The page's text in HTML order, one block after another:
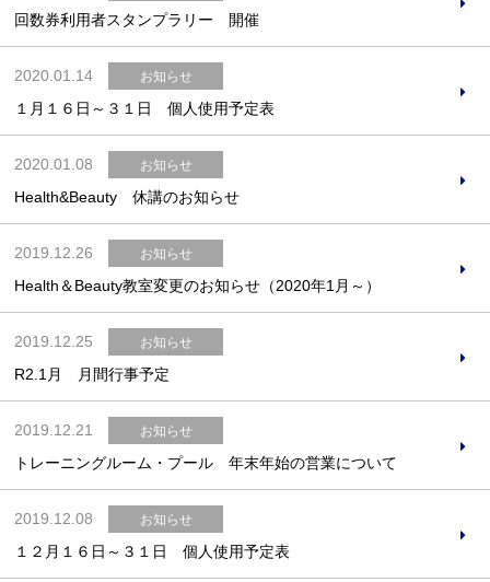
回数券利用者スタンプラリー 開催
2020.01.14 お知らせ
１月１６日～３１日 個人使用予定表
2020.01.08 お知らせ
Health&Beauty 休講のお知らせ
2019.12.26 お知らせ
Health＆Beauty教室変更のお知らせ（2020年1月～）
2019.12.25 お知らせ
R2.1月 月間行事予定
2019.12.21 お知らせ
トレーニングルーム・プール 年末年始の営業について
2019.12.08 お知らせ
１２月１６日～３１日 個人使用予定表